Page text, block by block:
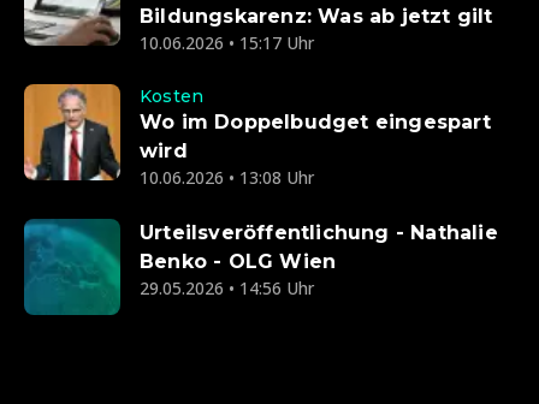
Bildungskarenz: Was ab jetzt gilt
10.06.2026 • 15:17 Uhr
Kosten
Wo im Doppelbudget eingespart
wird
10.06.2026 • 13:08 Uhr
Urteilsveröffentlichung - Nathalie
Benko - OLG Wien
29.05.2026 • 14:56 Uhr